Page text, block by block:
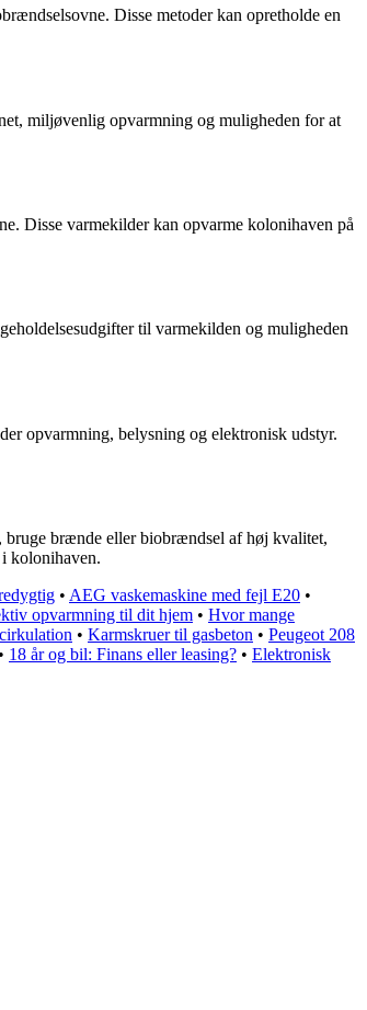
Disse metoder kan opretholde en
miljøvenlig opvarmning og muligheden for at
Disse varmekilder kan opvarme kolonihaven på
til varmekilden og muligheden
opvarmning, belysning og elektronisk udstyr.
bruge brænde eller biobrændsel af høj kvalitet,
kolonihaven.
• AEG vaskemaskine med fejl E20 •
opvarmning til dit hjem • Hvor mange
• Karmskruer til gasbeton • Peugeot 208
• 18 år og bil: Finans eller leasing? • Elektronisk